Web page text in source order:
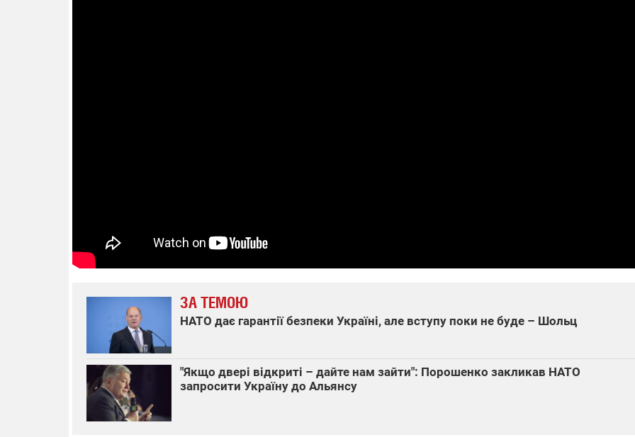
ЗА ТЕМОЮ
НАТО дає гарантії безпеки Україні, але вступу поки не буде – Шольц
"Якщо двері відкриті – дайте нам зайти": Порошенко закликав НАТО
запросити Україну до Альянсу